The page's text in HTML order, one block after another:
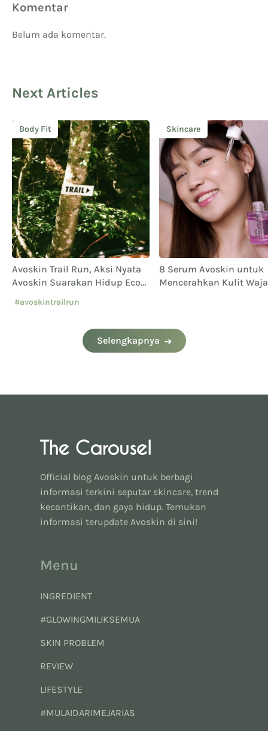
Komentar
Belum ada komentar.
Next Articles
Body Fit
Avoskin Trail Run, Aksi Nyata
Avoskin Suarakan Hidup Eco
#avoskintrailrun
Skincare
8 Serum Avoskin untuk
Mencerahkan Kulit
Selengkapnya
Official blog Avoskin untuk berbagi
informasi terkini seputar skincare, trend
kecantikan, dan gaya hidup. Temukan
informasi terupdate Avoskin di sini!
Menu
INGREDIENT
#GLOWINGMILIKSEMUA
SKIN PROBLEM
REVIEW
LIFESTYLE
#MULAIDARIMEJARIAS